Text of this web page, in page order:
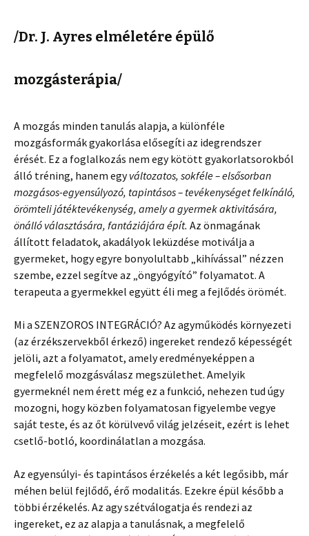
/Dr. J. Ayres elméletére épülő
mozgásterápia/
A mozgás minden tanulás alapja, a különféle
mozgásformák gyakorlása elősegíti az idegrendszer
érését. Ez a foglalkozás nem egy kötött gyakorlatsorokból
álló tréning, hanem egyváltozatos, sokféle – elsősorban
mozgásos-egyensúlyozó, tapintásos – tevékenységet felkínáló,
örömteli játéktevékenység, amely a gyermek aktivitására,
önálló választására, fantáziájára épít. Az önmagának
állított feladatok, akadályok leküzdése motiválja a
gyermeket, hogy egyre bonyolultabb „kihívással” nézzen
szembe, ezzel segítve az „öngyógyító” folyamatot. A
terapeuta a gyermekkel együtt éli meg a fejlődés örömét.
Mi a SZENZOROS INTEGRÁCIÓ? Az agyműködés környezeti
(az érzékszervekből érkező) ingereket rendező képességét
jelöli, azt a folyamatot, amely eredményeképpen a
megfelelő mozgásválasz megszülethet. Amelyik
gyermeknél nem érett még ez a funkció, nehezen tud úgy
mozogni, hogy közben folyamatosan figyelembe vegye
saját teste, és az őt körülvevő világ jelzéseit, ezért is lehet
csetlő-botló, koordinálatlan a mozgása.
Az egyensúlyi- és tapintásos érzékelés a két legősibb, már
méhen belül fejlődő, érő modalitás. Ezekre épül később a
többi érzékelés. Az agy szétválogatja és rendezi az
ingereket, ez az alapja a tanulásnak, a megfelelő